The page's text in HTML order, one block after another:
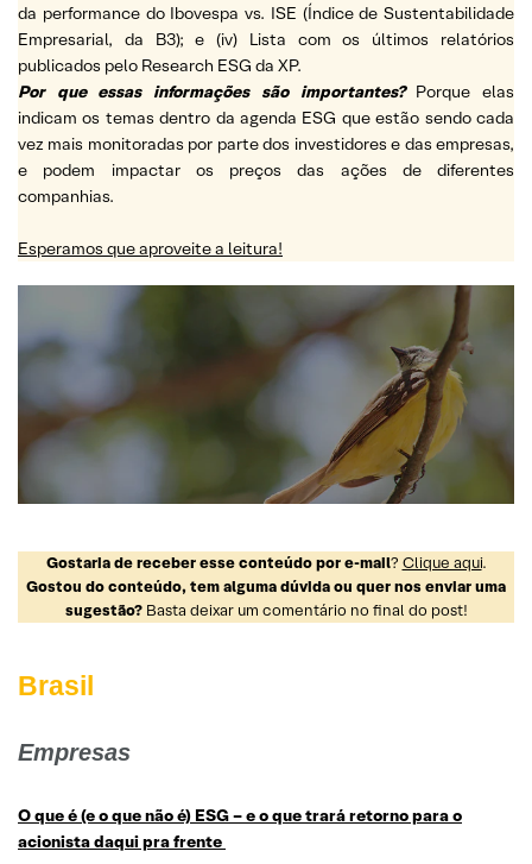
da performance do Ibovespa vs. ISE (Índice de Sustentabilidade
Empresarial, da B3); e (iv) Lista com os últimos relatórios
publicados pelo Research ESG da XP.
Por que essas informações são importantes? Porque elas
indicam os temas dentro da agenda ESG que estão sendo cada
vez mais monitoradas por parte dos investidores e das empresas,
e podem impactar os preços das ações de diferentes
companhias.
Esperamos que aproveite a leitura!
Gostaria de receber esse conteúdo por e-mail? Clique aqui.
Gostou do conteúdo, tem alguma dúvida ou quer nos enviar uma
sugestão?Basta deixar um comentário no final do post!
Brasil
Empresas
O que é (e o que não é) ESG – e o que trará retorno para o
acionista daqui pra frente